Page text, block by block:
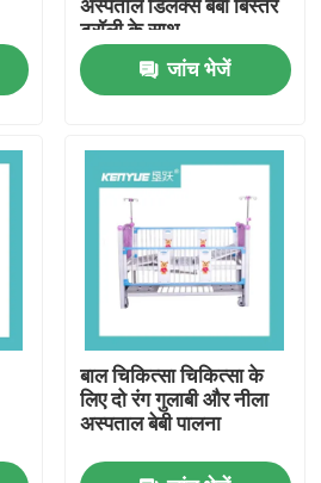
अस्पताल डिलक्स बेबी बिस्तर
ट्रॉली के साथ
जांच भेजें
बाल चिकित्सा चिकित्सा के
लिए दो रंग गुलाबी और नीला
अस्पताल बेबी पालना